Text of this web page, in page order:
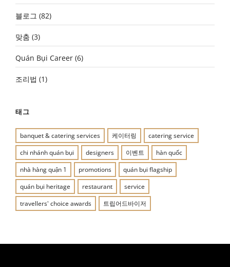
블로그 (82)
맞춤 (3)
Quán Bụi Career (6)
조리법 (1)
태그
banquet & catering services 케이터링
catering service
chi nhánh quán bụi
designers 이벤트
hàn quốc
nhà hàng quận 1
promotions
quán bụi flagship
quán bụi heritage
restaurant
service
travellers' choice awards
트립어드바이저